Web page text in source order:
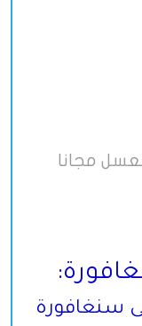
مجانا
سنغافورة